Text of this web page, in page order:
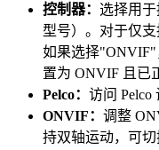
控制器： 选择用
型号）。对于仅
如果选择
置为 ONVIF 且已
Pelco： 访问 Pelco
ONVIF： 调整
持双轴运动，可切